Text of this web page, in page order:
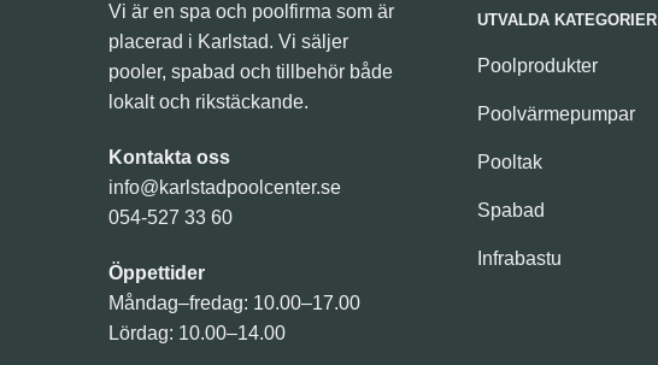
Vi är en spa och poolfirma som är
placerad i Karlstad. Vi säljer
pooler, spabad och tillbehör både
lokalt och rikstäckande.
Kontakta oss
info@karlstadpoolcenter.se
054-527 33 60
Öppettider
Måndag–fredag: 10.00–17.00
Lördag: 10.00–14.00
UTVALDA KATEGORIER
Poolprodukter
Poolvärmepumpar
Pooltak
Spabad
Infrabastu